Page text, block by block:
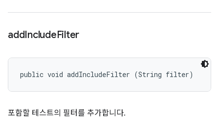
addIncludeFilter
public void addIncludeFilter (String filter)
포함할 테스트의 필터를 추가합니다.